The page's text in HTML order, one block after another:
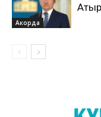
Акорда